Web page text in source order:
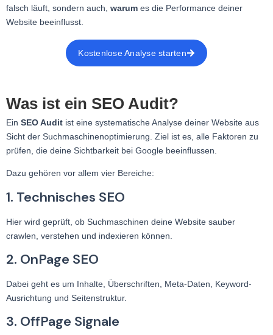
falsch läuft, sondern auch, warum es die Performance deiner
Website beeinflusst.
Kostenlose Analyse starten
Was ist ein SEO Audit?
Ein SEO Audit ist eine systematische Analyse deiner Website aus
Sicht der Suchmaschinenoptimierung. Ziel ist es, alle Faktoren zu
prüfen, die deine Sichtbarkeit bei Google beeinflussen.
Dazu gehören vor allem vier Bereiche:
1. Technisches SEO
Hier wird geprüft, ob Suchmaschinen deine Website sauber
crawlen, verstehen und indexieren können.
2. OnPage SEO
Dabei geht es um Inhalte, Überschriften, Meta-Daten, Keyword-
Ausrichtung und Seitenstruktur.
3. OffPage Signale